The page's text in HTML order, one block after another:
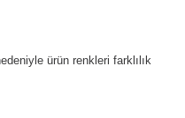
ürün renkleri farklılık